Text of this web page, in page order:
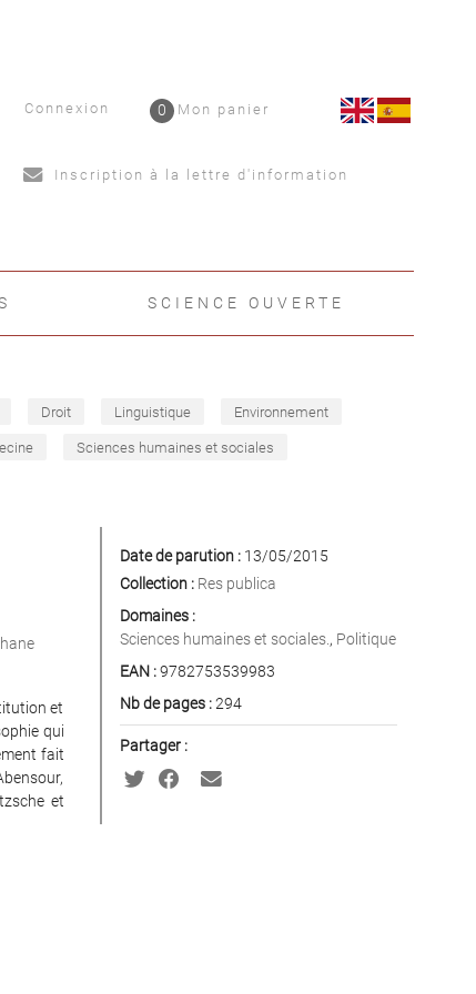
Connexion Mon panier
0
Inscription à la lettre d'information
SCIENCE OUVERTE
Droit Linguistique Environnement
Sciences humaines et sociales
et
qui
fait
et
Date de parution :13/05/2015
Collection : Res publica
Domaines :
Sciences humaines et sociales. , Politique
EAN :9782753539983
Nb de pages :294
Partager :